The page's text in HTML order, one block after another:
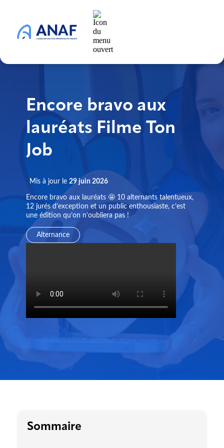
Encore bravo aux
lauréats Filme Ton
Job
Mis à jour le 29 juin 2026
Encore bravo aux lauréats 🤩 10 alternants talentueux,
12 jurés d’exception et un public enthousiaste, c’est
une édition qu’on n’oubliera pas !
Alternance
Sommaire